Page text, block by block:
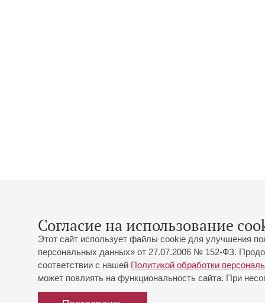
Согласие на использование
Этот сайт использует файлы cookie для улучшения
персональных данных» от 27.07.2006 № 152-ФЗ.
соответствии с нашей Политикой обработки
может повлиять на функциональность сайта. При